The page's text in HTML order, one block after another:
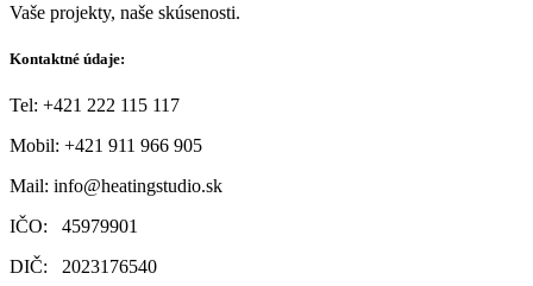
Vaše projekty, naše skúsenosti.
Kontaktné údaje:
Tel: +421 222 115 117
Mobil: +421 911 966 905
Mail: info@heatingstudio.sk
IČO: 45979901
DIČ: 2023176540